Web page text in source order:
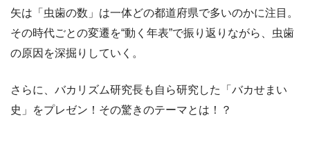
矢は「虫歯の数」は一体どの都道府県で多いのかに注目。
その時代ごとの変遷を“動く年表”で振り返りながら、虫歯
の原因を深掘りしていく。
さらに、バカリズム研究長も自ら研究した「バカせまい
史」をプレゼン！その驚きのテーマとは！？